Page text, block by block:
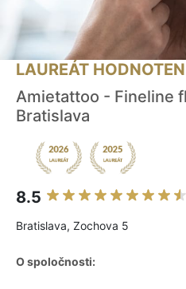
LAUREÁT
Amietattoo - Fineline
Bratislava
8.5
Bratislava, Zochova 5
O spoločnosti: